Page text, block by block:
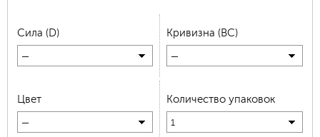
Сила (D)
—
Кривизна (BC)
—
Цвет
—
Количество упаковок
1